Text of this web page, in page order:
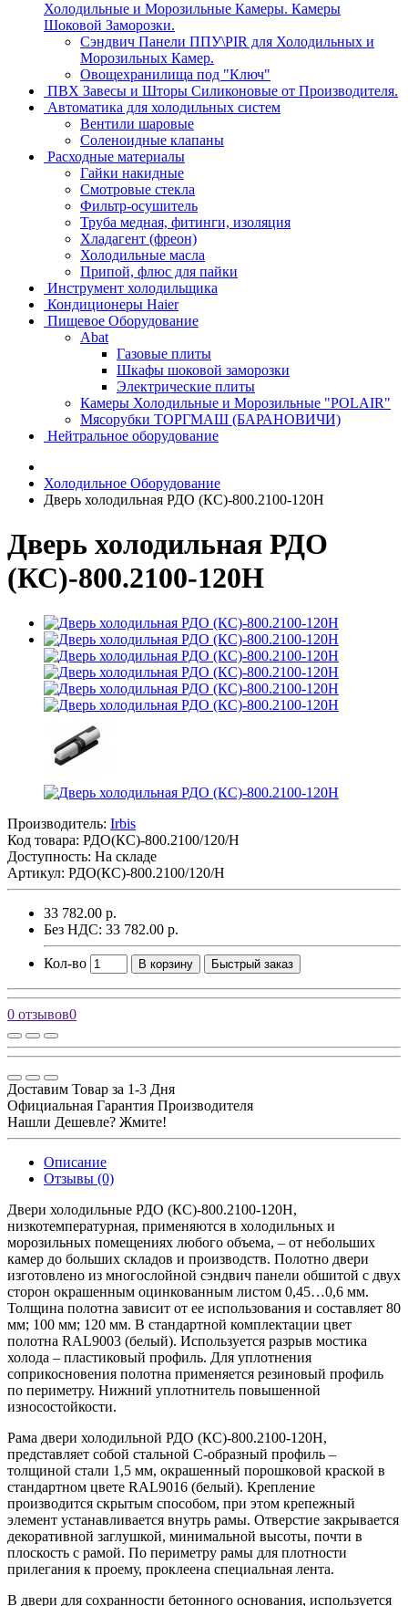
Холодильные и Морозильные Камеры. Камеры
Шоковой Заморозки.
Сэндвич Панели ППУ\PIR для Холодильных и
Морозильных Камер.
Овощехранилища под "Ключ"
ПВХ Завесы и Шторы Силиконовые от Производителя.
Автоматика для холодильных систем
Вентили шаровые
Соленоидные клапаны
Расходные материалы
Гайки накидные
Смотровые стекла
Фильтр-осушитель
Труба медная, фитинги, изоляция
Хладагент (фреон)
Холодильные масла
Припой, флюс для пайки
Инструмент холодильщика
Кондиционеры Haier
Пищевое Оборудование
Abat
Газовые плиты
Шкафы шоковой заморозки
Электрические плиты
Камеры Холодильные и Морозильные "POLAIR"
Мясорубки ТОРГМАШ (БАРАНОВИЧИ)
Нейтральное оборудование
Холодильное Оборудование
Дверь холодильная РДО (КС)-800.2100-120Н
Дверь холодильная РДО
(КС)-800.2100-120Н
Производитель: Irbis
Код товара: РДО(КС)-800.2100/120/Н
Доступность: На складе
Артикул: РДО(КС)-800.2100/120/Н
33 782.00 р.
Без НДС: 33 782.00 р.
Кол-во В корзину Быстрый заказ
0 отзывов0
Доставим Товар за 1-3 Дня
Официальная Гарантия Производителя
Нашли Дешевле? Жмите!
Описание
Отзывы (0)
Двери холодильные РДО (КС)-800.2100-120Н,
низкотемпературная, применяются в холодильных и
морозильных помещениях любого объема, – от небольших
камер до больших складов и производств. Полотно двери
изготовлено из многослойной сэндвич панели обшитой с двух
сторон окрашенным оцинкованным листом 0,45…0,6 мм.
Толщина полотна зависит от ее использования и составляет 80
мм; 100 мм; 120 мм. В стандартной комплектации цвет
полотна RAL9003 (белый). Используется разрыв мостика
холода – пластиковый профиль. Для уплотнения
соприкосновения полотна применяется резиновый профиль
по периметру. Нижний уплотнитель повышенной
износостойкости.
Рама двери холодильной РДО (КС)-800.2100-120Н,
представляет собой стальной С-образный профиль –
толщиной стали 1,5 мм, окрашенный порошковой краской в
стандартном цвете RAL9016 (белый). Крепление
производится скрытым способом, при этом крепежный
элемент устанавливается внутрь рамы. Отверстие закрывается
декоративной заглушкой, минимальной высоты, почти в
плоскость с рамой. По периметру рамы для плотности
прилегания к проему, проклеена специальная лента.
В двери для сохранности бетонного основания, используется